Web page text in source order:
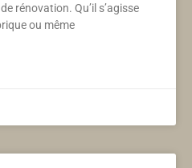
rénovation. Qu’il s’agisse
ou même